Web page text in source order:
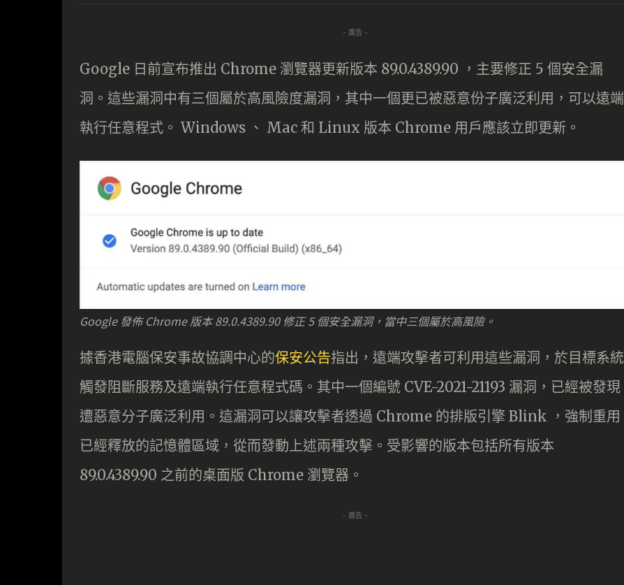
- 廣告 -
Google 日前宣布推出 Chrome 瀏覽器更新版本 89.0.4389.90 ，主要修正 5 個安全漏
洞。這些漏洞中有三個屬於高風險度漏洞，其中一個更已被惡意份子廣泛利用，可以遠端
執行任意程式。 Windows 、 Mac 和 Linux 版本 Chrome 用戶應該立即更新。
Google 發佈 Chrome 版本 89.0.4389.90 修正 5 個安全漏洞，當中三個屬於高風險。
據香港電腦保安事故協調中心的保安公告指出，遠端攻擊者可利用這些漏洞，於目標系統
觸發阻斷服務及遠端執行任意程式碼。其中一個編號 CVE-2021-21193 漏洞，已經被發現
遭惡意分子廣泛利用。這漏洞可以讓攻擊者透過 Chrome 的排版引擎 Blink ，強制重用
已經釋放的記憶體區域，從而發動上述兩種攻擊。受影響的版本包括所有版本
89.0.4389.90 之前的桌面版 Chrome 瀏覽器。
- 廣告 -